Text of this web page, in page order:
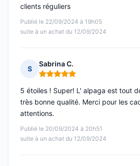
Publié le 22/09/2024 à 19h05
suite à un achat du 12/09/2024
clients réguliers
S
Sabrina C.
Note : 5 sur 5
Publié le 20/09/2024 à 20h51
suite à un achat du 12/09/2024
5 étoiles ! Super! L' alpaga est tout
très bonne qualité. Merci pour les
attentions.